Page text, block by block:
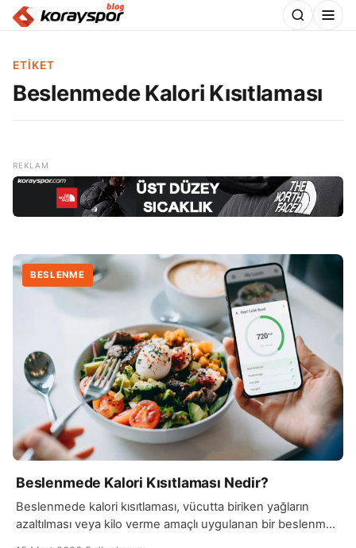
ETIKET
Beslenmede Kalori Kısıtlaması
BESLENME
Beslenmede Kalori Kısıtlaması Nedir?
Beslenmede kalori kısıtlaması, vücutta biriken yağların
azaltılması veya kilo verme amaçlı uygulanan bir beslenme